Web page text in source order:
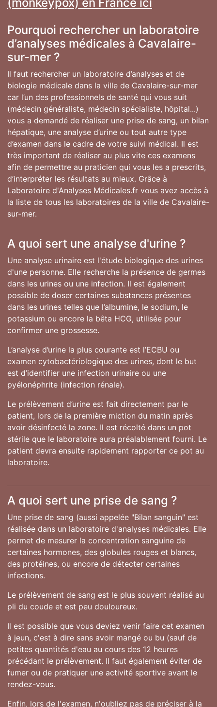
Pourquoi rechercher un laboratoire
d’analyses médicales à Cavalaire-
sur-mer ?
Il faut rechercher un laboratoire d’analyses et de
biologie médicale dans la ville de Cavalaire-sur-mer
car l’un des professionnels de santé qui vous suit
(médecin généraliste, médecin spécialiste, hôpital...)
vous a demandé de réaliser une prise de sang, un bilan
hépatique, une analyse d’urine ou tout autre type
d’examen dans le cadre de votre suivi médical. Il est
très important de réaliser au plus vite ces examens
afin de permettre au praticien qui vous les a prescrits,
d’interpréter les résultats au mieux. Grâce à
Laboratoire d'Analyses Médicales.fr vous avez accès à
la liste de tous les laboratoires de la ville de Cavalaire-
sur-mer.
A quoi sert une analyse d'urine ?
Une analyse urinaire est l'étude biologique des urines
d'une personne. Elle recherche la présence de germes
dans les urines ou une infection. Il est également
possible de doser certaines substances présentes
dans les urines telles que l’albumine, le sodium, le
potassium ou encore la bêta HCG, utilisée pour
confirmer une grossesse.
L’analyse d’urine la plus courante est l’ECBU ou
examen cytobactériologique des urines, dont le but
est d’identifier une infection urinaire ou une
pyélonéphrite (infection rénale).
Le prélèvement d’urine est fait directement par le
patient, lors de la première miction du matin après
avoir désinfecté la zone. Il est récolté dans un pot
stérile que le laboratoire aura préalablement fourni. Le
patient devra ensuite rapidement rapporter ce pot au
laboratoire.
A quoi sert une prise de sang ?
Une prise de sang (aussi appelée "Bilan sanguin" est
réalisée dans un laboratoire d'analyses médicales. Elle
permet de mesurer la concentration sanguine de
certaines hormones, des globules rouges et blancs,
des protéines, ou encore de détecter certaines
infections.
Le prélèvement de sang est le plus souvent réalisé au
pli du coude et est peu douloureux.
Il est possible que vous deviez venir faire cet examen
à jeun, c'est à dire sans avoir mangé ou bu (sauf de
petites quantités d'eau au cours des 12 heures
précédant le prélèvement. Il faut également éviter de
fumer ou de pratiquer une activité sportive avant le
rendez-vous.
Enfin, lors de l'examen, n'oubliez pas de préciser à la